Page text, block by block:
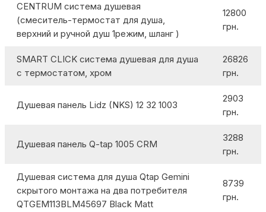
CENTRUM система душевая
(смеситель-термостат для душа,
верхний и ручной душ 1режим, шланг )
12800
грн.
SMART CLICK система душевая для душа
с термостатом, хром
26826
грн.
Душевая панель Lidz (NKS) 12 32 1003
2903
грн.
Душевая панель Q-tap 1005 CRM
3288
грн.
Душевая система для душа Qtap Gemini
скрытого монтажа на два потребителя
QTGEM113BLM45697 Black Matt
8739
грн.